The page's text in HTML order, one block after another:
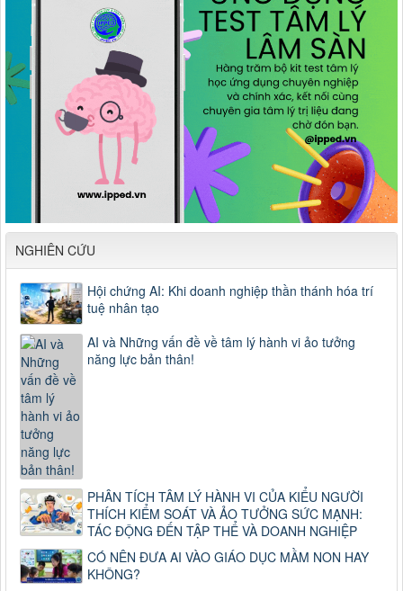
NGHIÊN CỨU
Hội chứng AI: Khi doanh nghiệp thần thánh hóa trí
tuệ nhân tạo
AI và Những vấn đề về tâm lý hành vi ảo tưởng
năng lực bản thân!
PHÂN TÍCH TÂM LÝ HÀNH VI CỦA KIỂU NGƯỜI
THÍCH KIỂM SOÁT VÀ ẢO TƯỞNG SỨC MẠNH:
TÁC ĐỘNG ĐẾN TẬP THỂ VÀ DOANH NGHIỆP
CÓ NÊN ĐƯA AI VÀO GIÁO DỤC MẦM NON HAY
KHÔNG?